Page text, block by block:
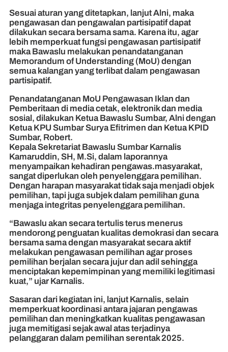
Sesuai aturan yang ditetapkan, lanjut Alni, maka
pengawasan dan pengawalan partisipatif dapat
dilakukan secara bersama sama. Karena itu, agar
lebih memperkuat fungsi pengawasan partisipatif
maka Bawaslu melakukan penandatanganan
Memorandum of Understanding (MoU) dengan
semua kalangan yang terlibat dalam pengawasan
partisipatif.
Penandatanganan MoU Pengawasan Iklan dan
Pemberitaan di media cetak, elektronik dan media
sosial, dilakukan Ketua Bawaslu Sumbar, Alni dengan
Ketua KPU Sumbar Surya Efitrimen dan Ketua KPID
Sumbar, Robert.
Kepala Sekretariat Bawaslu Sumbar Karnalis
Kamaruddin, SH, M.Si, dalam laporannya
menyampaikan kehadiran pengawas.masyarakat,
sangat diperlukan oleh penyelenggara pemilihan.
Dengan harapan masyarakat tidak saja menjadi objek
pemilihan, tapi juga subjek dalam pemilihan guna
menjaga integritas penyelenggara pemilihan.
“Bawaslu akan secara tertulis terus menerus
mendorong penguatan kualitas demokrasi dan secara
bersama sama dengan masyarakat secara aktif
melakukan pengawasan pemilihan agar proses
pemilihan berjalan secara jujur dan adil sehingga
menciptakan kepemimpinan yang memiliki legitimasi
kuat,” ujar Karnalis.
Sasaran dari kegiatan ini, lanjut Karnalis, selain
memperkuat koordinasi antara jajaran pengawas
pemilihan dan meningkatkan kualitas pengawasan
juga memitigasi sejak awal atas terjadinya
pelanggaran dalam pemilihan serentak 2025.